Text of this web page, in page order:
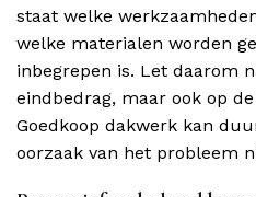
staat welke
welke materialen worden
inbegrepen is. Let daarom
eindbedrag, maar ook op
Goedkoop dakwerk kan
oorzaak van het probleem